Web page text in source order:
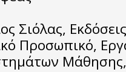
Σιόλας,
Προσωπικό,